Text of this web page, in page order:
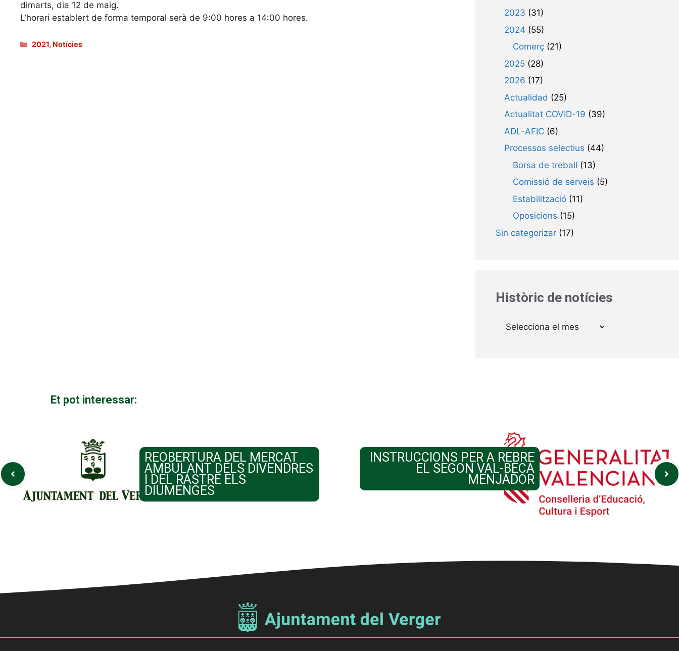
dimarts, dia 12 de maig.
L’horari establert de forma temporal serà de 9:00 hores a 14:00 hores.
Categories
2021, Notícies
2023 (31)
2024 (55)
Comerç(21)
2025(28)
2026 (17)
Actualidad (25)
Actualitat COVID-19 (39)
ADL-AFIC(6)
Processos selectius (44)
Borsa de treball (13)
Comissió de serveis (5)
Estabilització(11)
Oposicions (15)
Sin categorizar(17)
Històric de notícies
Arxius
Et pot interessar:
REOBERTURA DEL MERCAT
AMBULANT DELS DIVENDRES
I DEL RASTRE ELS
DIUMENGES
INSTRUCCIONS PER A REBRE
EL SEGON VAL-BECA
MENJADOR